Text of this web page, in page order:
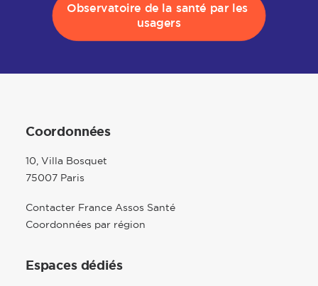
Observatoire de la santé par les
usagers
Coordonnées
10, Villa Bosquet
75007 Paris
Contacter France Assos Santé
Coordonnées par région
Espaces dédiés